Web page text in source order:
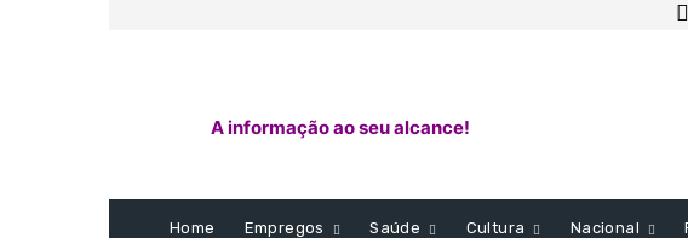
A informação ao seu alcance!
Home Empregos Saúde Cultura Nacional